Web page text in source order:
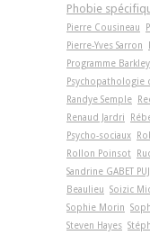
Phobie
Pierre Cousineau
Pierre-Yves Sarron
Programme Barkley
Psychopathologie
Randye Semple
Renaud Jardri
Psycho-sociaux
Rollon Poinsot
Sandrine GABET
Beaulieu Soizic
Sophie Morin
Steven Hayes